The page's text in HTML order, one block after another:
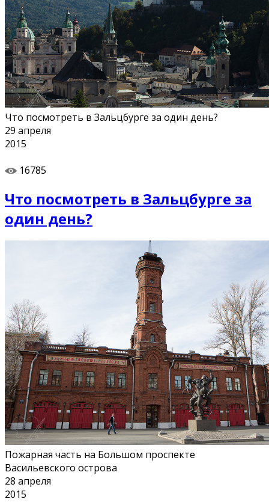
Что посмотреть в Зальцбурге за один день?
29 апреля
2015
16785
Что посмотреть в Зальцбурге за
один день?
Пожарная часть на Большом проспекте
Васильевского острова
28 апреля
2015